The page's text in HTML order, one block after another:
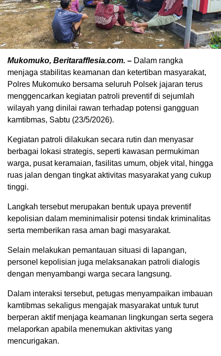
Mukomuko, Beritarafflesia.com. – Dalam rangka
menjaga stabilitas keamanan dan ketertiban masyarakat,
Polres Mukomuko bersama seluruh Polsek jajaran terus
menggencarkan kegiatan patroli preventif di sejumlah
wilayah yang dinilai rawan terhadap potensi gangguan
kamtibmas, Sabtu (23/5/2026).
Kegiatan patroli dilakukan secara rutin dan menyasar
berbagai lokasi strategis, seperti kawasan permukiman
warga, pusat keramaian, fasilitas umum, objek vital, hingga
ruas jalan dengan tingkat aktivitas masyarakat yang cukup
tinggi.
Langkah tersebut merupakan bentuk upaya preventif
kepolisian dalam meminimalisir potensi tindak kriminalitas
serta memberikan rasa aman bagi masyarakat.
Selain melakukan pemantauan situasi di lapangan,
personel kepolisian juga melaksanakan patroli dialogis
dengan menyambangi warga secara langsung.
Dalam interaksi tersebut, petugas menyampaikan imbauan
kamtibmas sekaligus mengajak masyarakat untuk turut
berperan aktif menjaga keamanan lingkungan serta segera
melaporkan apabila menemukan aktivitas yang
mencurigakan.